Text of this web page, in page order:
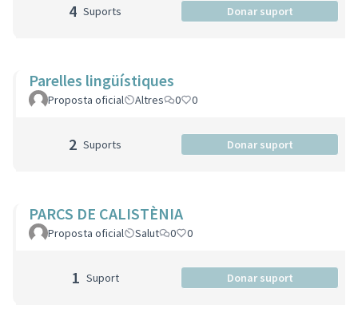
4 Suports Donar suport
Parelles lingüístiques
Proposta oficial Altres 0 0
2 Suports Donar suport
PARCS DE CALISTÈNIA
Proposta oficial Salut 0 0
1 Suport Donar suport